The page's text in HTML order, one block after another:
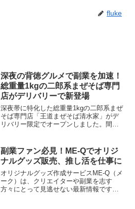
fluke
深夜の背徳グルメで副業を加速！
総重量1kgの二郎系まぜそば専門
店がデリバリーで新登場
深夜帯に特化した総重量1kgの二郎系まぜ
そば専門店「王道まぜそば清水家」がデ
リバリー限定でオープンしました。間借
したこのビジネスモデルは、副業を考え
る方々にとって新たなヒントとなるかも
しれません。
副業ファン必見！ME-Qでオリジ
ナルグッズ販売、推し活を仕事に
オリジナルグッズ作成サービスME-Q（メ
ーク）は、クリエイターや副業を志す
方々にとって見逃せない最新情報です。